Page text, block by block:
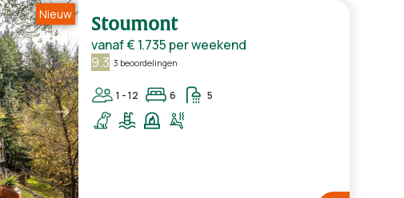
Stoumont
vanaf€ 1.735 per weekend
9.3 3 beoordelingen
1 - 12 6 5
Nieuw